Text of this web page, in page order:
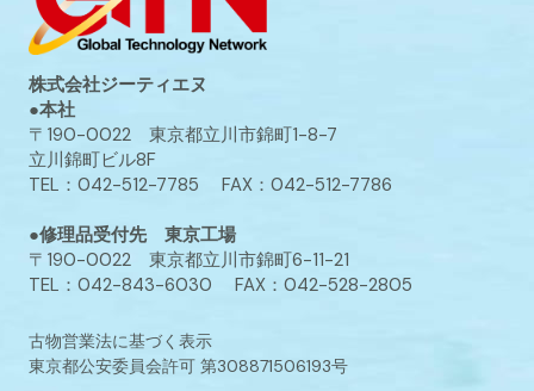
株式会社ジーティエヌ
●本社
〒190-0022 東京都立川市錦町1-8-7
立川錦町ビル8F
TEL：042-512-7785 FAX：042-512-7786
●修理品受付先 東京工場
〒190-0022 東京都立川市錦町6-11-21
TEL：042-843-6030 FAX：042-528-2805
古物営業法に基づく表示
東京都公安委員会許可 第308871506193号